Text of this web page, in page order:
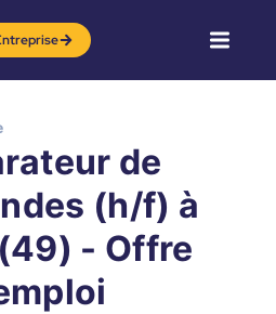
de
(h/f) à
- Offre